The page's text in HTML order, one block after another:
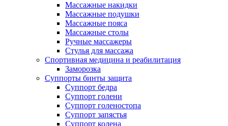
Массажные накидки
Массажные подушки
Массажные пояса
Массажные столы
Ручные массажеры
Стулья для массажа
Спортивная медицина и реабилитация
Заморозка
Суппорты бинты защита
Суппорт бедра
Суппорт голени
Суппорт голеностопа
Суппорт запястья
Суппорт колена